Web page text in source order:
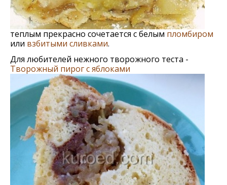
теплым прекрасно сочетается с белым пломбиром
или взбитыми сливками.
Для любителей нежного творожного теста -
Творожный пирог с яблоками